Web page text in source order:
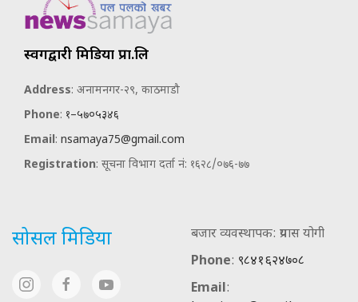
स्वर्गद्वारी मिडिया प्रा.लि
Address: अनामनगर-२९, काठमाडौ
Phone: १–५७०५३४६
Email: nsamaya75@gmail.com
Registration: सूचना विभाग दर्ता नं: १६२८/०७६-७७
सोसल मिडिया
बजार व्यवस्थापक: प्रयास योगी
Phone: ९८४१६२४७०८
Email: